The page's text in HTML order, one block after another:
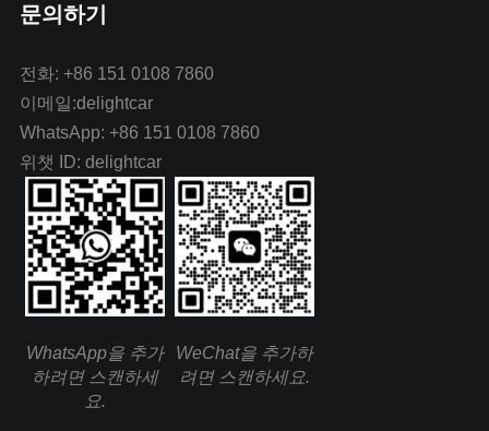
문의하기
전화: +86 151 0108 7860
이메일:delightcar
WhatsApp: +86 151 0108 7860
위챗 ID: delightcar
WhatsApp을 추가
하려면 스캔하세
요.
WeChat을 추가하
려면 스캔하세요.